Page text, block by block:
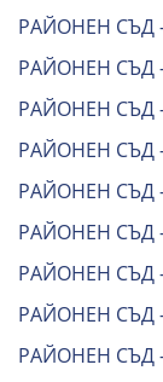
РАЙОНЕН СЪД
РАЙОНЕН СЪД
РАЙОНЕН СЪД
РАЙОНЕН СЪД
РАЙОНЕН СЪД
РАЙОНЕН СЪД
РАЙОНЕН СЪД
РАЙОНЕН СЪД
РАЙОНЕН СЪД